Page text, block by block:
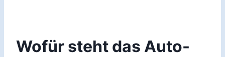
Wofür steht das Auto-